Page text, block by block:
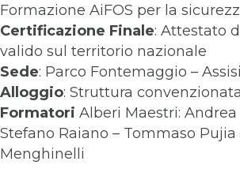
Formazione AiFOS per la
Certificazione Finale: Attestato
valido sul territorio nazionale
Sede: Parco Fontemaggio –
Alloggio: Struttura
Formatori Alberi Maestri:
Stefano Raiano – Tommaso
Menghinelli